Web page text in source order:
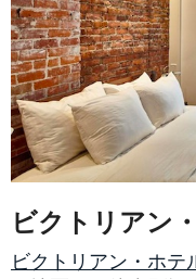
ビクトリアン
ビクトリアン・ホテ